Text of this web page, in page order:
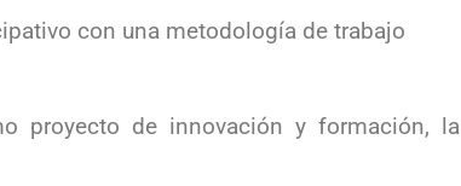
con una metodología de trabajo
proyecto de innovación y formación, la